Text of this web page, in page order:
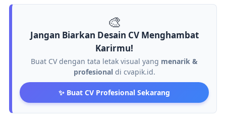
🎨
Jangan Biarkan Desain CV Menghambat
Karirmu!
Buat CV dengan tata letak visual yang menarik &
profesionaldi cvapik.id.
✨ Buat CV Profesional Sekarang